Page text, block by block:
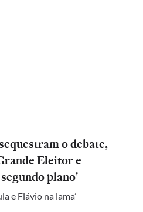
o debate,
Eleitor e
plano'
e Flávio na lama’